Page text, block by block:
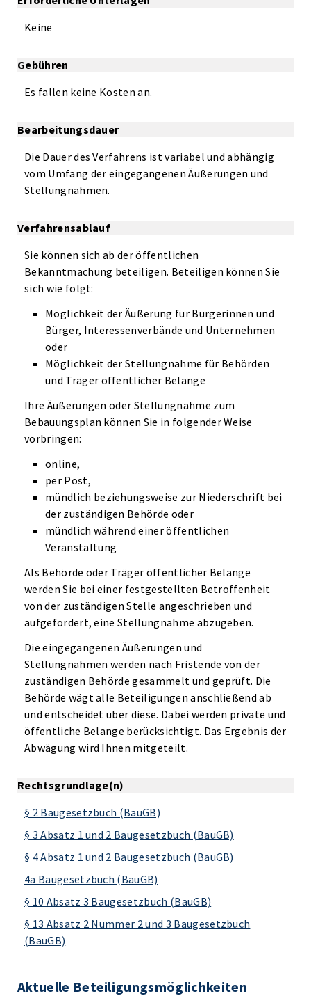
Keine
Gebühren
Es fallen keine Kosten an.
Bearbeitungsdauer
Die Dauer des Verfahrens ist variabel und abhängig
vom Umfang der eingegangenen Äußerungen und
Stellungnahmen.
Verfahrensablauf
Sie können sich ab der öffentlichen
Bekanntmachung beteiligen. Beteiligen können Sie
sich wie folgt:
Möglichkeit der Äußerung für Bürgerinnen und
Bürger, Interessenverbände und Unternehmen
oder
Möglichkeit der Stellungnahme für Behörden
und Träger öffentlicher Belange
Ihre Äußerungen oder Stellungnahme zum
Bebauungsplan können Sie in folgender Weise
vorbringen:
online,
per Post,
mündlich beziehungsweise zur Niederschrift bei
der zuständigen Behörde oder
mündlich während einer öffentlichen
Veranstaltung
Als Behörde oder Träger öffentlicher Belange
werden Sie bei einer festgestellten Betroffenheit
von der zuständigen Stelle angeschrieben und
aufgefordert, eine Stellungnahme abzugeben.
Die eingegangenen Äußerungen und
Stellungnahmen werden nach Fristende von der
zuständigen Behörde gesammelt und geprüft. Die
Behörde wägt alle Beteiligungen anschließend ab
und entscheidet über diese. Dabei werden private und
öffentliche Belange berücksichtigt. Das Ergebnis der
Abwägung wird Ihnen mitgeteilt.
Rechtsgrundlage(n)
§ 2 Baugesetzbuch (BauGB)
§ 3 Absatz 1 und 2 Baugesetzbuch (BauGB)
§ 4 Absatz 1 und 2 Baugesetzbuch (BauGB)
4a Baugesetzbuch (BauGB)
§ 10 Absatz 3 Baugesetzbuch (BauGB)
§ 13 Absatz 2 Nummer 2 und 3 Baugesetzbuch
(BauGB)
Aktuelle Beteiligungsmöglichkeiten